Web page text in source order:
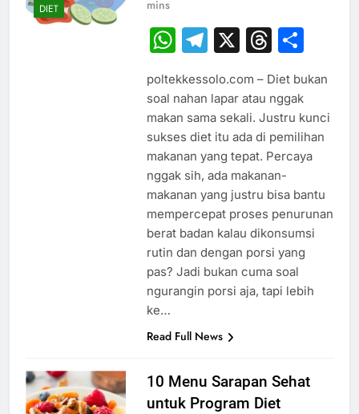
DIET
mins
WhatsApp
Telegram
X
poltekkessolo.com – Diet bukan
soal nahan lapar atau nggak
makan sama sekali. Justru kunci
sukses diet itu ada di pemilihan
makanan yang tepat. Percaya
nggak sih, ada makanan-
makanan yang justru bisa bantu
mempercepat proses penurunan
berat badan kalau dikonsumsi
rutin dan dengan porsi yang
pas? Jadi bukan cuma soal
ngurangin porsi aja, tapi lebih
ke…
Read Full News
10 Menu Sarapan Sehat
untuk Program Diet